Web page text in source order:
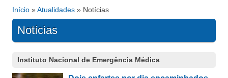
Está aqui
Início »Atualidades » Notícias
Notícias
Instituto Nacional de Emergência Médica